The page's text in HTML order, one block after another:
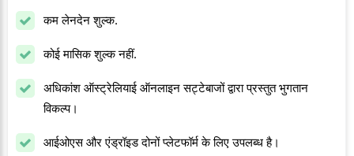
कम लेनदेन शुल्क.
कोई मासिक शुल्क नहीं.
अधिकांश ऑस्ट्रेलियाई ऑनलाइन सट्टेबाजों द्वारा प्रस्तुत भुगतान
विकल्प।
आईओएस और एंड्रॉइड दोनों प्लेटफॉर्म के लिए उपलब्ध है।